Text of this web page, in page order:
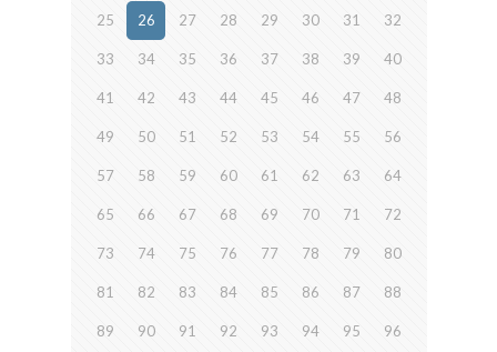
25 26 27 28 29 30 31 32
33 34 35 36 37 38 39 40
41 42 43 44 45 46 47 48
49 50 51 52 53 54 55 56
57 58 59 60 61 62 63 64
65 66 67 68 69 70 71 72
73 74 75 76 77 78 79 80
81 82 83 84 85 86 87 88
89 90 91 92 93 94 95 96